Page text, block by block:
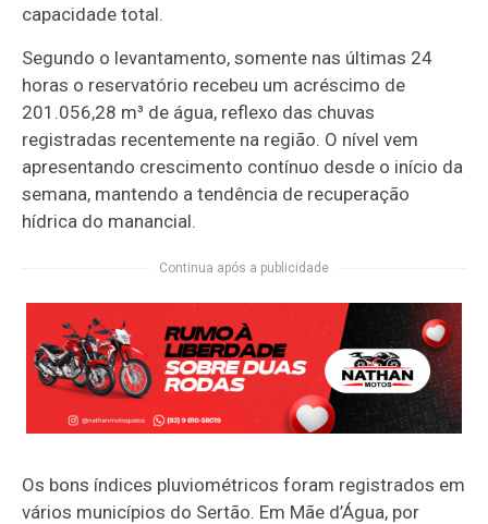
capacidade total.
Segundo o levantamento, somente nas últimas 24
horas o reservatório recebeu um acréscimo de
201.056,28 m³ de água, reflexo das chuvas
registradas recentemente na região. O nível vem
apresentando crescimento contínuo desde o início da
semana, mantendo a tendência de recuperação
hídrica do manancial.
Continua após a publicidade
Os bons índices pluviométricos foram registrados em
vários municípios do Sertão. Em Mãe d’Água, por